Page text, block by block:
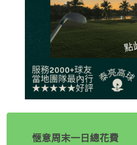
愜意周末一日總花費